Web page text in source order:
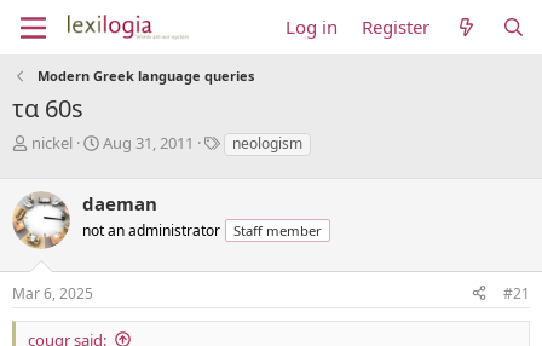
Log in Register
Modern Greek language queries
τα 60s
T
e
a
d
s
t
a
r
nickel
S
r
t
a
e
Aug 31, 2011
Tneologism
daeman
not an administrator Staff member
Mar 6, 2025 #21
cougr said: